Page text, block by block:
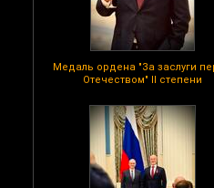
Медаль ордена "За заслуги
Отечеством" II степени